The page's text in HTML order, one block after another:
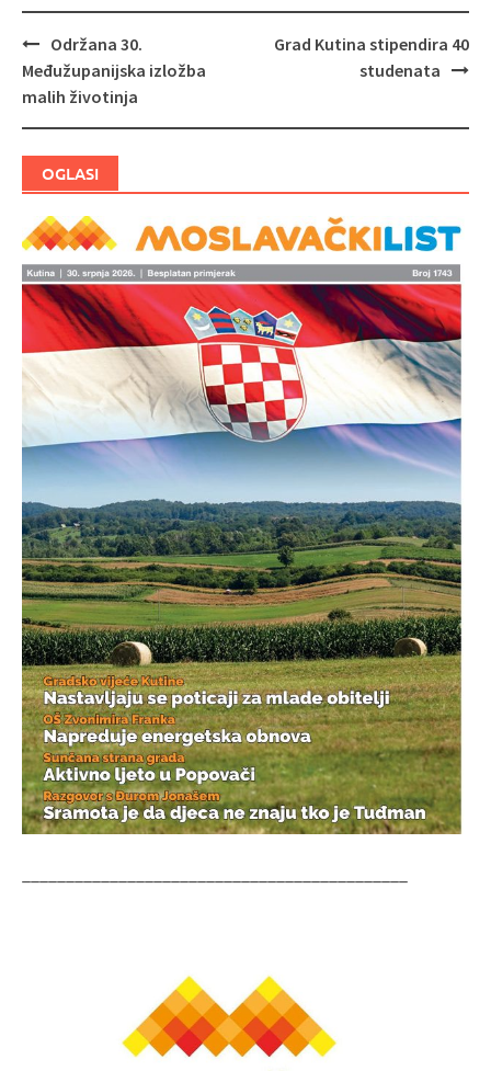
Navigacija
objava
Održana 30.
Međužupanijska izložba
malih životinja
Grad Kutina stipendira 40
studenata
OGLASI